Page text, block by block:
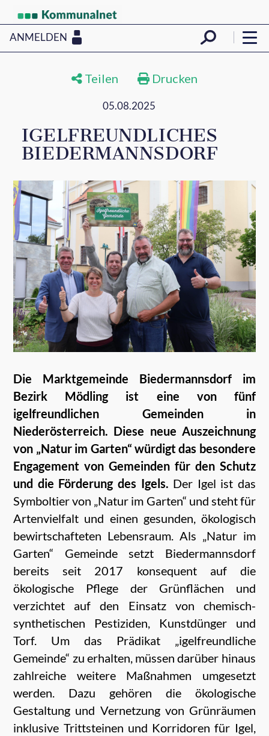
ANMELDEN
Teilen Drucken
05.08.2025
IGELFREUNDLICHES
BIEDERMANNSDORF
Die Marktgemeinde Biedermannsdorf im
Bezirk Mödling ist eine von fünf
igelfreundlichen Gemeinden in
Niederösterreich. Diese neue Auszeichnung
von „Natur im Garten“ würdigt das besondere
Engagement von Gemeinden für den Schutz
und die Förderung des Igels. Der Igel ist das
Symboltier von „Natur im Garten“ und steht für
Artenvielfalt und einen gesunden, ökologisch
bewirtschafteten Lebensraum. Als „Natur im
Garten“ Gemeinde setzt Biedermannsdorf
bereits seit 2017 konsequent auf die
ökologische Pflege der Grünflächen und
verzichtet auf den Einsatz von chemisch-
synthetischen Pestiziden, Kunstdünger und
Torf. Um das Prädikat „igelfreundliche
Gemeinde“ zu erhalten, müssen darüber hinaus
zahlreiche weitere Maßnahmen umgesetzt
werden. Dazu gehören die ökologische
Gestaltung und Vernetzung von Grünräumen
inklusive Trittsteinen und Korridoren für Igel,